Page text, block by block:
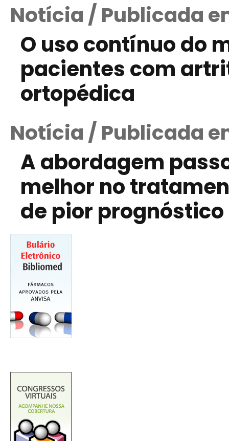
Notícia / Publicada
O uso contínuo do
pacientes com
ortopédica
Notícia / Publicada
A abordagem
melhor no
de pior prognóstico